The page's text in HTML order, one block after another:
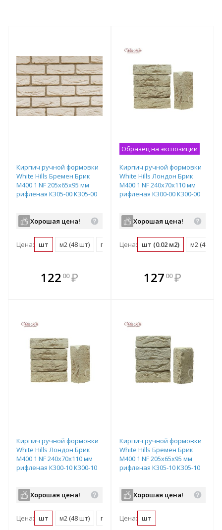
Кирпич ручной формовки
White Hills Бремен Брик
М400 1 NF 205х65х95 мм
рифленая К305-00 К305-00
Хорошая цена!
Цена: шт м2 (48 шт) поддон (432 шт)
122 00 ₽
В комплекте
всегда выгоднее!
Образец на экспозиции
Кирпич ручной формовки
White Hills Лондон Брик
М400 1 NF 240х70х110 мм
рифленая К300-00 К300-00
Хорошая цена!
Цена: шт (0.02 м2) м2 (48 шт)
В комплекте
всегда выгоднее!
127 00 ₽
Кирпич ручной формовки
White Hills Лондон Брик
М400 1 NF 240х70х110 мм
рифленая К300-10 К300-10
Хорошая цена!
Цена: шт м2 (48 шт) поддон (270 шт)
Кирпич ручной формовки
White Hills Бремен Брик
М400 1 NF 205х65х95 мм
рифленая К305-10 К305-10
Хорошая цена!
Цена: шт